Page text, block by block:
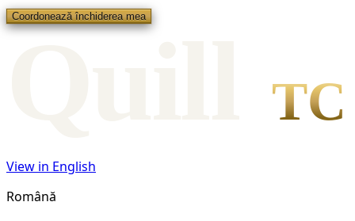
Coordonează închiderea mea
TC
View in English
Română